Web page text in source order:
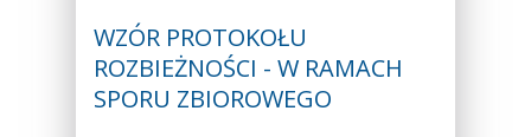
WZÓR PROTOKOŁU
ROZBIEŻNOŚCI - W RAMACH
SPORU ZBIOROWEGO